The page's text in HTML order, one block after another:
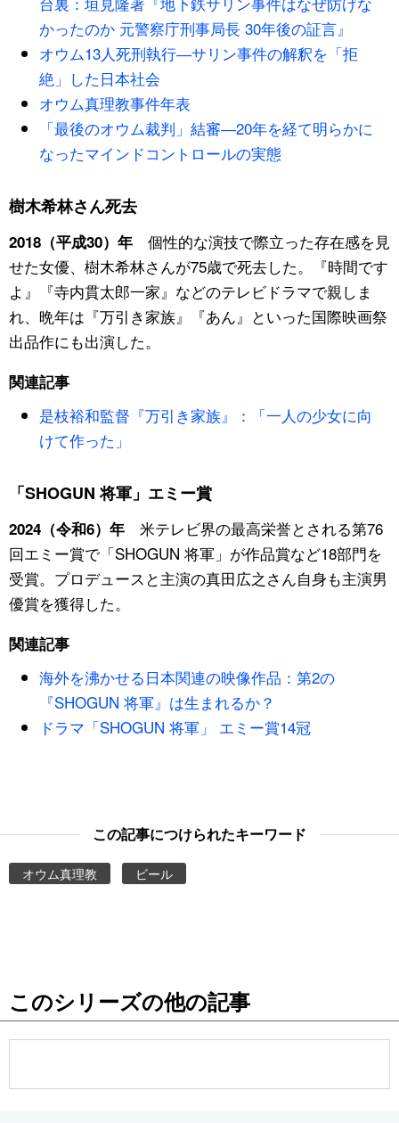
かったのか 元警察庁刑事局長 30年後の証言』
オウム13人死刑執行―サリン事件の解釈を「拒
絶」した日本社会
オウム真理教事件年表
「最後のオウム裁判」結審―20年を経て明らかに
なったマインドコントロールの実態
樹木希林さん死去
2018（平成30）年個性的な演技で際立った存在感を見
せた女優、樹木希林さんが75歳で死去した。『時間です
よ』『寺内貫太郎一家』などのテレビドラマで親しま
れ、晩年は『万引き家族』『あん』といった国際映画祭
出品作にも出演した。
関連記事
是枝裕和監督『万引き家族』：「一人の少女に向
けて作った」
「SHOGUN 将軍」エミー賞
2024（令和6）年米テレビ界の最高栄誉とされる第76
回エミー賞で「SHOGUN 将軍」が作品賞など18部門を
受賞。プロデュースと主演の真田広之さん自身も主演男
優賞を獲得した。
関連記事
海外を沸かせる日本関連の映像作品：第2の
『SHOGUN 将軍』は生まれるか？
ドラマ「SHOGUN 将軍」 エミー賞14冠
この記事につけられたキーワード
オウム真理教 ビール
このシリーズの他の記事